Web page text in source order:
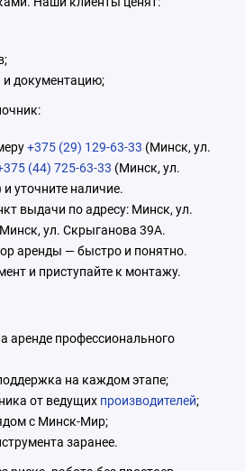
и документацию;
+375 (29) 129-63-33 (Минск, ул.
(44) 725-63-33 (Минск, ул.
уточните наличие.
выдачи по адресу: Минск, ул.
ул. Скрыганова 39А.
аренды — быстро и понятно.
и приступайте к монтажу.
аренде профессионального
на каждом этапе;
от ведущих производителей;
с Минск-Мир;
заранее.